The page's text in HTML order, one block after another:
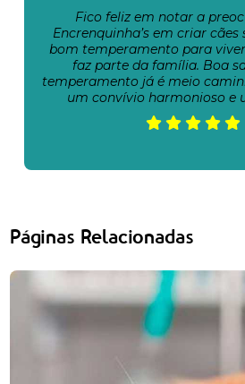
Fico feliz em notar a
Encrenquinha’s em criar cães
bom temperamento para
faz parte da família. Boa
temperamento já é meio
um convívio harmonioso e
Páginas Relacionadas